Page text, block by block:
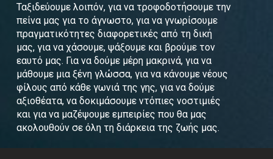
Ταξιδεύουμε λοιπόν, για να τροφοδοτήσουμε την
πείνα μας για το άγνωστο, για να γνωρίσουμε
πραγματικότητες διαφορετικές από τη δική
μας, για να χάσουμε, ψάξουμε και βρούμε τον
εαυτό μας. Για να δούμε μέρη μακρινά, για να
μάθουμε μια ξένη γλώσσα, για να κάνουμε νέους
φίλους από κάθε γωνιά της γης, για να δούμε
αξιοθέατα, να δοκιμάσουμε ντόπιες νοστιμιές
και για να μαζέψουμε εμπειρίες που θα μας
ακολουθούν σε όλη τη διάρκεια της ζωής μας.